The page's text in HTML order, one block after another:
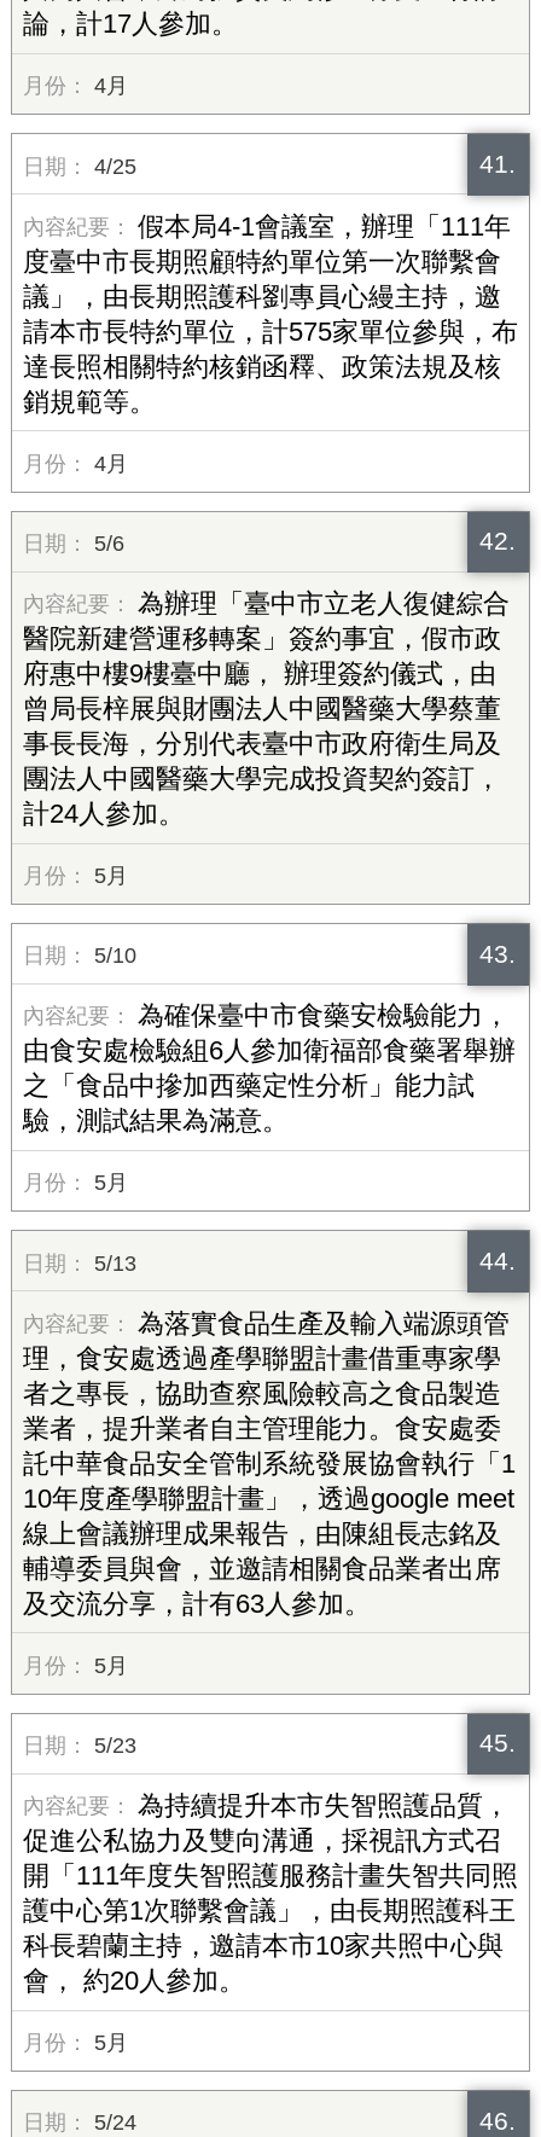
論，計17人參加。
4月
41.
4/25
假本局4-1會議室，辦理「111年
度臺中市長期照顧特約單位第一次聯繫會
議」，由長期照護科劉專員心縵主持，邀
請本市長特約單位，計575家單位參與，布
達長照相關特約核銷函釋、政策法規及核
銷規範等。
4月
42.
5/6
為辦理「臺中市立老人復健綜合
醫院新建營運移轉案」簽約事宜，假市政
府惠中樓9樓臺中廳， 辦理簽約儀式，由
曾局長梓展與財團法人中國醫藥大學蔡董
事長長海，分別代表臺中市政府衛生局及
團法人中國醫藥大學完成投資契約簽訂，
計24人參加。
5月
43.
5/10
為確保臺中市食藥安檢驗能力，
由食安處檢驗組6人參加衛福部食藥署舉辦
之「食品中摻加西藥定性分析」能力試
驗，測試結果為滿意。
5月
44.
5/13
為落實食品生產及輸入端源頭管
理，食安處透過產學聯盟計畫借重專家學
者之專長，協助查察風險較高之食品製造
業者，提升業者自主管理能力。食安處委
託中華食品安全管制系統發展協會執行「1
10年度產學聯盟計畫」，透過google meet
線上會議辦理成果報告，由陳組長志銘及
輔導委員與會，並邀請相關食品業者出席
及交流分享，計有63人參加。
5月
45.
5/23
為持續提升本市失智照護品質，
促進公私協力及雙向溝通，採視訊方式召
開「111年度失智照護服務計畫失智共同照
護中心第1次聯繫會議」，由長期照護科王
科長碧蘭主持，邀請本市10家共照中心與
會， 約20人參加。
5月
46.
5/24